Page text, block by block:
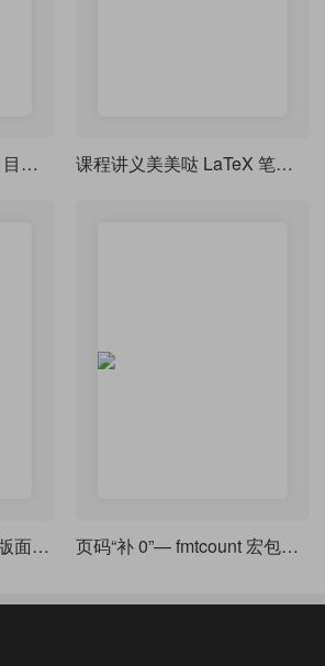
一个设计新颖的 LaTeX 目录样式 课程讲义美美哒 LaTeX 笔记模板
一个非常用心制作设计版面精致的文章作业模板 页码“补 0”— fmtcount 宏包使用一例